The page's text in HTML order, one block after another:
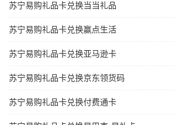
苏宁易购礼品卡兑换当当礼品
苏宁易购礼品卡兑换赢点生活
苏宁易购礼品卡兑换亚马逊卡
苏宁易购礼品卡兑换京东领货码
苏宁易购礼品卡兑换付费通卡